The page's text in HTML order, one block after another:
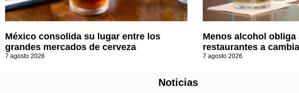
México consolida su lugar entre los
grandes mercados de cerveza
7 agosto 2026
Menos alcohol obliga
restaurantes a
7 agosto 2026
Noticias